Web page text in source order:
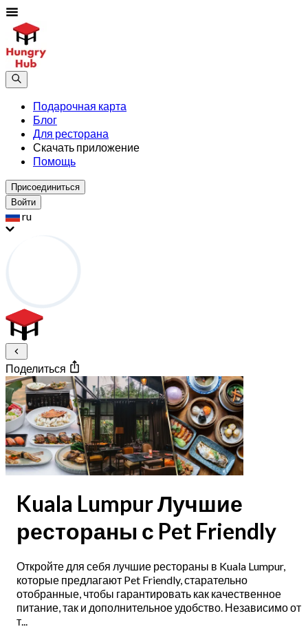
Подарочная карта
Блог
Для ресторана
Скачать приложение
Помощь
Присоединиться
Войти
ru
Поделиться
Kuala Lumpur Лучшие
рестораны с Pet Friendly
Откройте для себя лучшие рестораны в Kuala Lumpur,
которые предлагают Pet Friendly, старательно
отобранные, чтобы гарантировать как качественное
питание, так и дополнительное удобство. Независимо от
т...